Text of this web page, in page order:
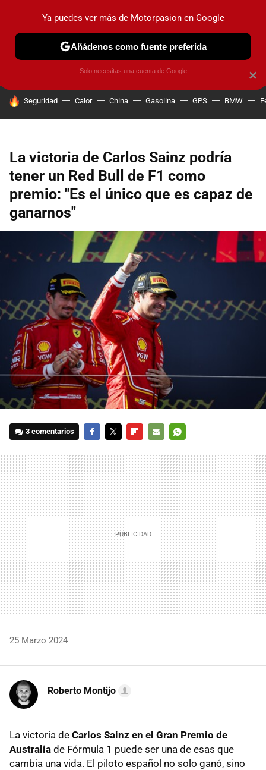
PRUEBAS COCHES ELÉCTRICOS OBSERVATORIO
HOY SE HABLA DE
Seguridad Calor China Gasolina GPS BMW
La victoria de Carlos Sainz podría
tener un Red Bull de F1 como
premio: "Es el único que es capaz de
ganarnos"
3 comentarios
MAIL
25 Marzo 2024
Roberto Montijo
La victoria de Carlos Sainz en el Gran Premio de
Australia de Fórmula 1 puede ser una de esas que
cambia una vida. El piloto español no solo ganó, sino
×
Ya puedes ver más de Motorpasion en Google
Añádenos como fuente preferida
Solo necesitas una cuenta de Google